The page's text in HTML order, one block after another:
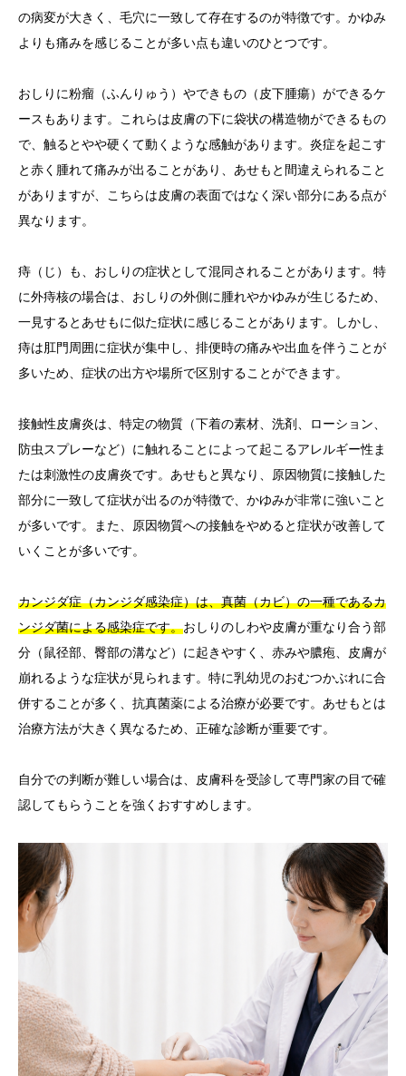
の病変が大きく、毛穴に一致して存在するのが特徴です。かゆみ
よりも痛みを感じることが多い点も違いのひとつです。
おしりに粉瘤（ふんりゅう）やできもの（皮下腫瘍）ができるケ
ースもあります。これらは皮膚の下に袋状の構造物ができるもの
で、触るとやや硬くて動くような感触があります。炎症を起こす
と赤く腫れて痛みが出ることがあり、あせもと間違えられること
がありますが、こちらは皮膚の表面ではなく深い部分にある点が
異なります。
痔（じ）も、おしりの症状として混同されることがあります。特
に外痔核の場合は、おしりの外側に腫れやかゆみが生じるため、
一見するとあせもに似た症状に感じることがあります。しかし、
痔は肛門周囲に症状が集中し、排便時の痛みや出血を伴うことが
多いため、症状の出方や場所で区別することができます。
接触性皮膚炎は、特定の物質（下着の素材、洗剤、ローション、
防虫スプレーなど）に触れることによって起こるアレルギー性ま
たは刺激性の皮膚炎です。あせもと異なり、原因物質に接触した
部分に一致して症状が出るのが特徴で、かゆみが非常に強いこと
が多いです。また、原因物質への接触をやめると症状が改善して
いくことが多いです。
カンジダ症（カンジダ感染症）は、真菌（カビ）の一種であるカ
ンジダ菌による感染症です。おしりのしわや皮膚が重なり合う部
分（鼠径部、臀部の溝など）に起きやすく、赤みや膿疱、皮膚が
崩れるような症状が見られます。特に乳幼児のおむつかぶれに合
併することが多く、抗真菌薬による治療が必要です。あせもとは
治療方法が大きく異なるため、正確な診断が重要です。
自分での判断が難しい場合は、皮膚科を受診して専門家の目で確
認してもらうことを強くおすすめします。